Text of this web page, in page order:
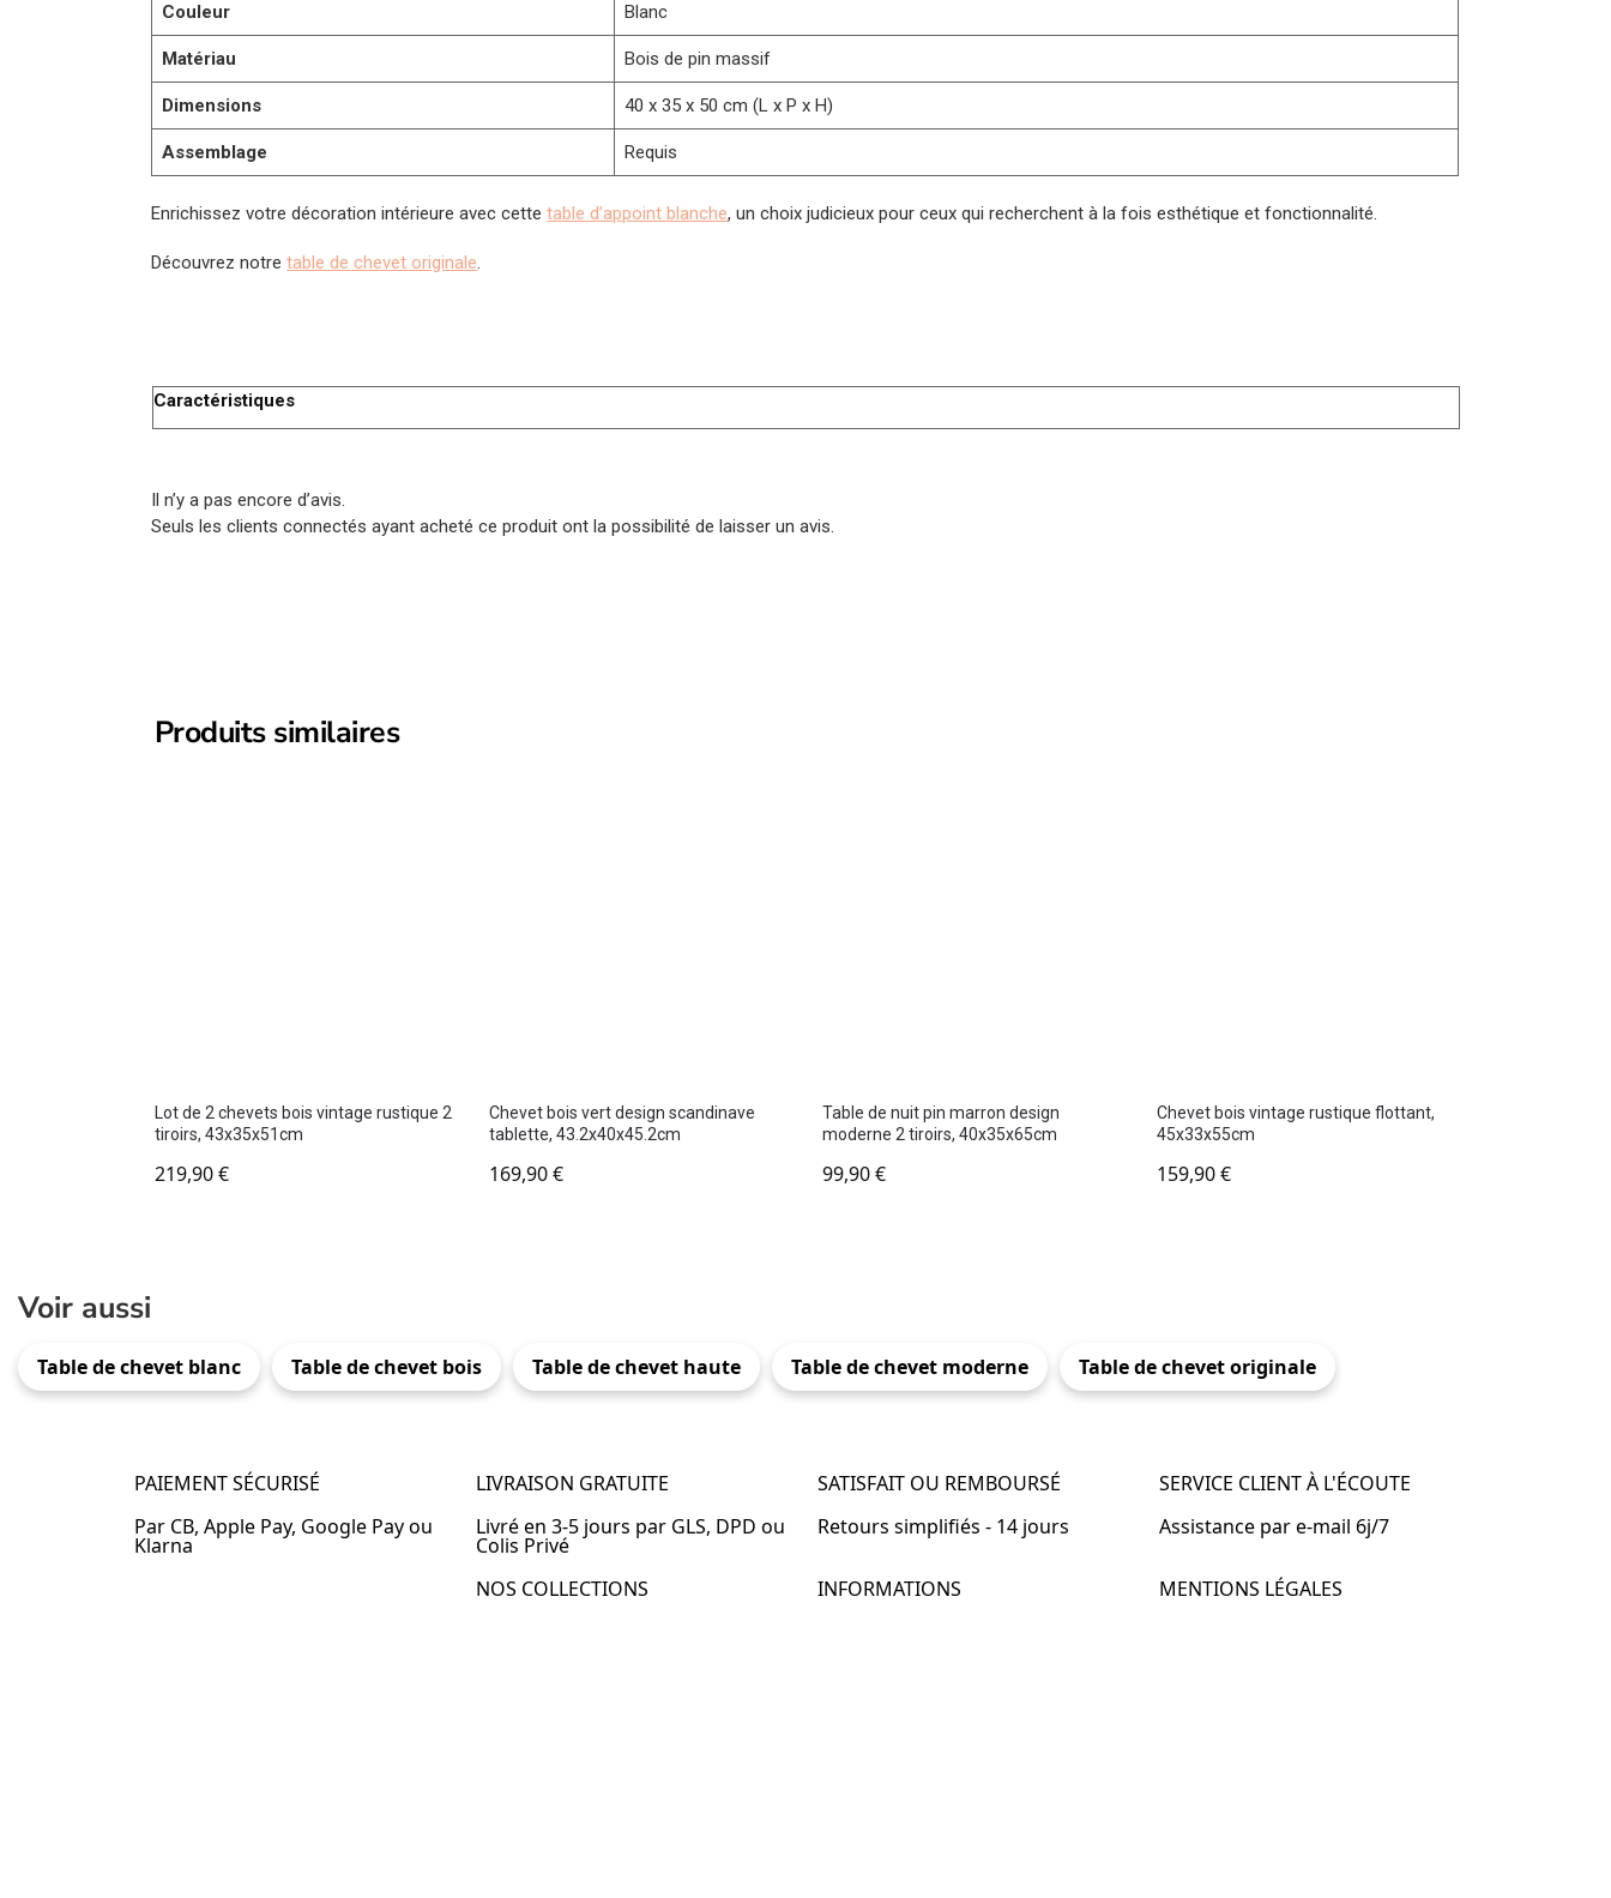
Couleur Blanc
Matériau Bois de pin massif
Dimensions 40 x 35 x 50 cm (L x P x H)
Assemblage Requis
Enrichissez votre décoration intérieure avec cettetable d’appoint blanche, un choix judicieux pour ceux qui recherchent à la fois esthétique et fonctionnalité.
Découvrez notretable de chevet originale.
Caractéristiques
Il n’y a pas encore d’avis.
Seuls les clients connectés ayant acheté ce produit ont la possibilité de laisser un avis.
Produits similaires
Lot de 2 chevets bois vintage rustique 2
tiroirs, 43x35x51cm
219,90€
Chevet bois vert design scandinave
tablette, 43.2x40x45.2cm
169,90€
Table de nuit pin marron design
moderne 2 tiroirs, 40x35x65cm
99,90€
Chevet bois vintage rustique flottant,
45x33x55cm
159,90€
Voir aussi
Table de chevet blanc Table de chevet bois Table de chevet haute Table de chevet moderne Table de chevet originale
PAIEMENT SÉCURISÉ
Par CB, Apple Pay, Google Pay ou
Klarna
LIVRAISON GRATUITE
Livré en 3-5 jours par GLS, DPD ou
Colis Privé
SATISFAIT OU REMBOURSÉ
Retours simplifiés - 14 jours
SERVICE CLIENT À L'ÉCOUTE
Assistance par e-mail 6j/7
NOS COLLECTIONS
INFORMATIONS
MENTIONS LÉGALES